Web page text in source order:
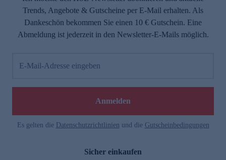
Trends, Angebote & Gutscheine per E-Mail erhalten. Als
Dankeschön bekommen Sie einen 10 € Gutschein. Eine
Abmeldung ist jederzeit in den Newsletter-E-Mails möglich.
E-Mail-Adresse eingeben
Anmelden
Es gelten die Datenschutzrichtlinien und die Gutscheinbedingungen
Sicher einkaufen